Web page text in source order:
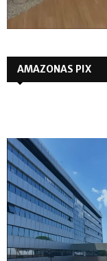
AMAZONAS PIX